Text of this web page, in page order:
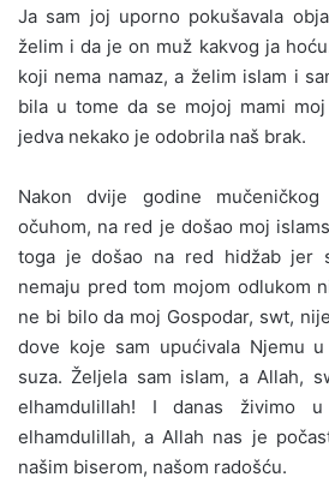
Ja sam joj uporno pokušavala
želim i da je on muž kakvog ja
koji nema namaz, a želim islam i
bila u tome da se mojoj mami
jedva nekako je odobrila naš brak.
Nakon dvije godine
očuhom, na red je došao moj
toga je došao na red hidžab jer
nemaju pred tom mojom odlukom
ne bi bilo da moj Gospodar, swt,
dove koje sam upućivala Njemu
suza. Željela sam islam, a Allah,
elhamdulillah! I danas živimo
elhamdulillah, a Allah nas je
našim biserom, našom radošću.